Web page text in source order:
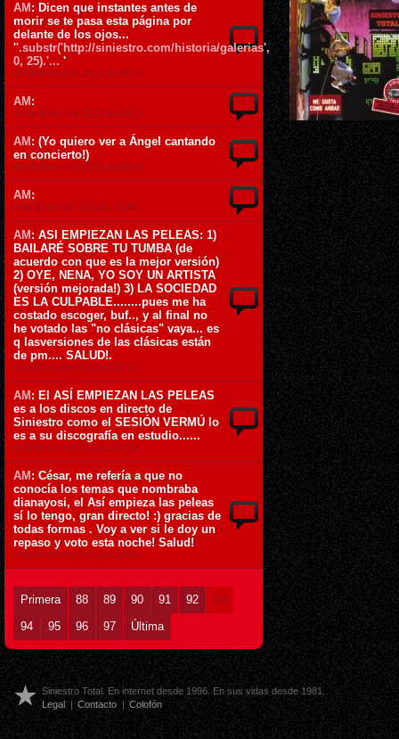
AM : Dicen que instantes antes de
morir se te pasa esta página por
delante de los ojos...
''.substr('http://siniestro.com/historia/galerias',
0, 25).'... '
14 de Enero de 2011 ás 00:10
AM :
10 de Enero de 2011 ás 00:15
AM : (Yo quiero ver a Ángel cantando
en concierto!)
10 de Enero de 2011 ás 00:14
AM :
9 de Enero de 2011 ás 21:46
AM : ASI EMPIEZAN LAS PELEAS: 1)
BAILARÉ SOBRE TU TUMBA (de
acuerdo con que es la mejor versión)
2) OYE, NENA, YO SOY UN ARTISTA
(versión mejorada!) 3) LA SOCIEDAD
ES LA CULPABLE........pues me ha
costado escoger, buf.., y al final no
he votado las "no clásicas" vaya... es
q lasversiones de las clásicas están
de pm.... SALUD!.
9 de Enero de 2011 ás 20:17
AM : El ASÍ EMPIEZAN LAS PELEAS
es a los discos en directo de
Siniestro como el SESIÓN VERMÚ lo
es a su discografía en estudio......
9 de Enero de 2011 ás 20:09
AM : César, me refería a que no
conocía los temas que nombraba
dianayosi, el Así empieza las peleas
sí lo tengo, gran directo! :) gracias de
todas formas . Voy a ver si le doy un
repaso y voto esta noche! Salud!
7 de Enero de 2011 ás 22:04
Primera 88 89 90 91 92
93
94
95 96 97 Última
Siniestro Total. En internet desde 1996. En sus vidas desde 1981.
Legal | Contacto | Colofón